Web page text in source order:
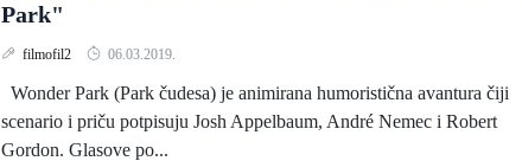
Park"
filmofil2 06.03.2019.
Wonder Park (Park čudesa) je animirana humoristična avantura čiji
scenario i priču potpisuju Josh Appelbaum, André Nemec i Robert
Gordon. Glasove po...